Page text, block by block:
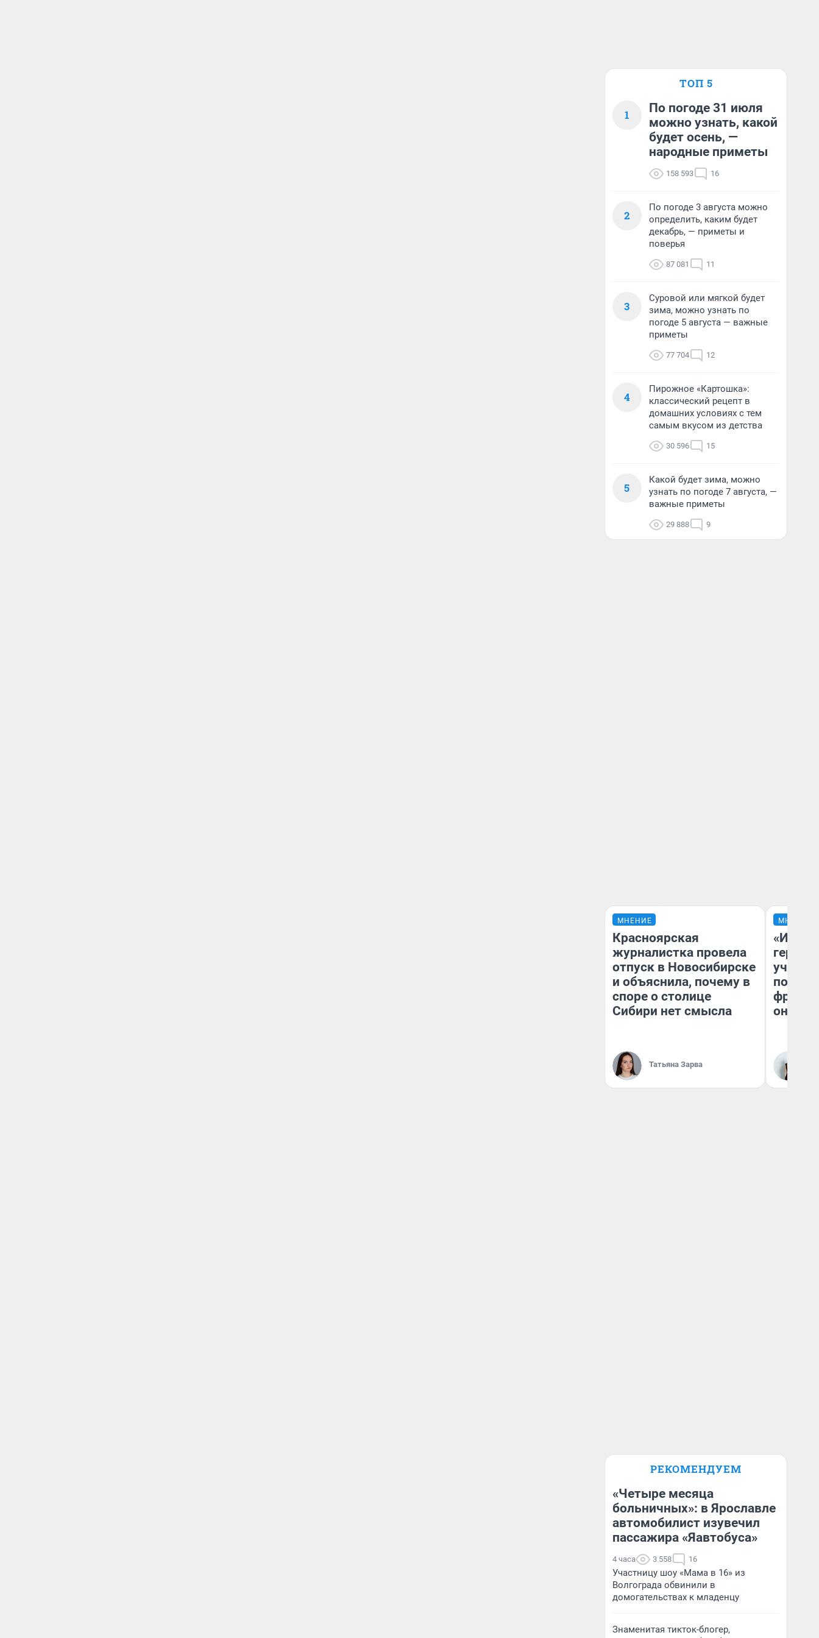
ТОП 5
1
По погоде 31 июля
можно узнать, какой
будет осень, —
народные приметы
158 593 16
2
По погоде 3 августа можно
определить, каким будет
декабрь, — приметы и
поверья
87 081 11
3
Суровой или мягкой будет
зима, можно узнать по
погоде 5 августа — важные
приметы
77 704 12
4
Пирожное «Картошка»:
классический рецепт в
домашних условиях с тем
самым вкусом из детства
30 596 15
5
Какой будет зима, можно
узнать по погоде 7 августа, —
важные приметы
29 888 9
МНЕНИЕ
Красноярская
журналистка провела
отпуск в Новосибирске
и объяснила, почему в
споре о столице
Сибири нет смысла
Татьяна Зарва
МНЕНИЕ
герои
учит
она
РЕКОМЕНДУЕМ
«Четыре месяца
больничных»: в Ярославле
автомобилист изувечил
пассажира «Яавтобуса»
4 часа 3 558 16
Участницу шоу «Мама в 16» из
Волгограда обвинили в
домогательствах к младенцу
Знаменитая тикток-блогер,